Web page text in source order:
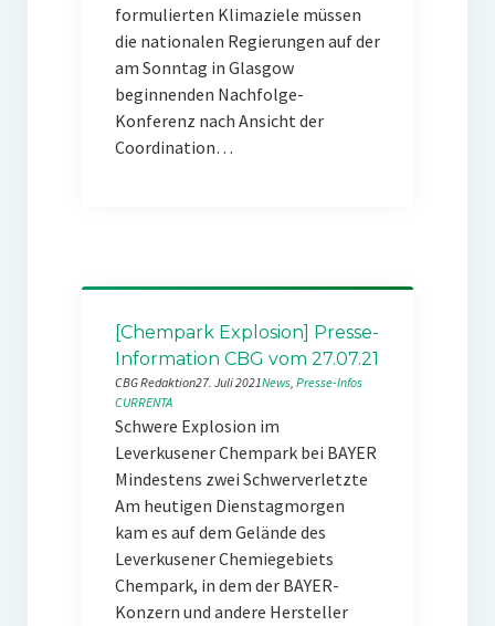
formulierten Klimaziele müssen
die nationalen Regierungen auf der
am Sonntag in Glasgow
beginnenden Nachfolge-
Konferenz nach Ansicht der
Coordination…
[Chempark Explosion] Presse-
Information CBG vom 27.07.21
CBG Redaktion27. Juli 2021News, Presse-Infos
CURRENTA
Schwere Explosion im
Leverkusener Chempark bei BAYER
Mindestens zwei Schwerverletzte
Am heutigen Dienstagmorgen
kam es auf dem Gelände des
Leverkusener Chemiegebiets
Chempark, in dem der BAYER-
Konzern und andere Hersteller